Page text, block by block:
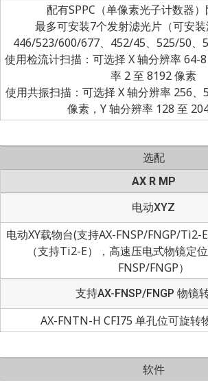
配有SPPC（单像素光子计数器
最多可安装7个发射滤光片（可安
446/523/600/677、452/45、525/50、
使用检流计扫描：可选择 X 轴分辨率 64-
率 2 至 8192 像素
使用共振扫描：可选择 X 轴分辨率 256
像素，Y 轴分辨率 128 至
选配
AX R MP
电动XYZ
电动XY载物台(支持AX-FNSP/FNGP/Ti2-
（支持Ti2-E），高速压电式物镜定
FNSP/FNGP）
支持AX-FNSP/FNGP 物镜
AX-FNTN-H CFI75 单孔位可旋转
软件